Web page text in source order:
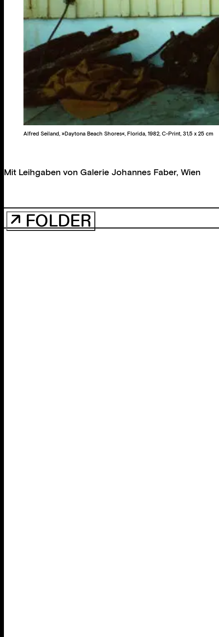
Alfred Seiland, »Daytona Beach Shores«, Florida, 1982, C-Print, 31,5 x 25 cm
Mit Leihgaben von Galerie Johannes Faber, Wien
↗ FOLDER